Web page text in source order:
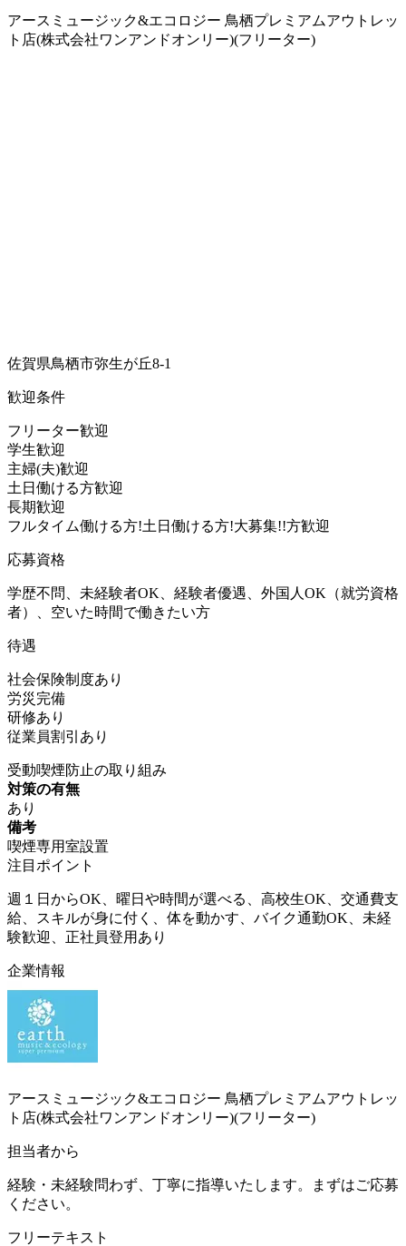
アースミュージック&エコロジー 鳥栖プレミアムアウトレッ
ト店(株式会社ワンアンドオンリー)(フリーター)
佐賀県鳥栖市弥生が丘8-1
歓迎条件
フリーター歓迎
学生歓迎
主婦(夫)歓迎
土日働ける方歓迎
長期歓迎
フルタイム働ける方!土日働ける方!大募集!!方歓迎
応募資格
学歴不問、未経験者OK、経験者優遇、外国人OK（就労資格
者）、空いた時間で働きたい方
待遇
社会保険制度あり
労災完備
研修あり
従業員割引あり
受動喫煙防止の取り組み
対策の有無
あり
備考
喫煙専用室設置
注目ポイント
週１日からOK、曜日や時間が選べる、高校生OK、交通費支
給、スキルが身に付く、体を動かす、バイク通勤OK、未経
験歓迎、正社員登用あり
企業情報
アースミュージック&エコロジー 鳥栖プレミアムアウトレッ
ト店(株式会社ワンアンドオンリー)(フリーター)
担当者から
経験・未経験問わず、丁寧に指導いたします。まずはご応募
ください。
フリーテキスト